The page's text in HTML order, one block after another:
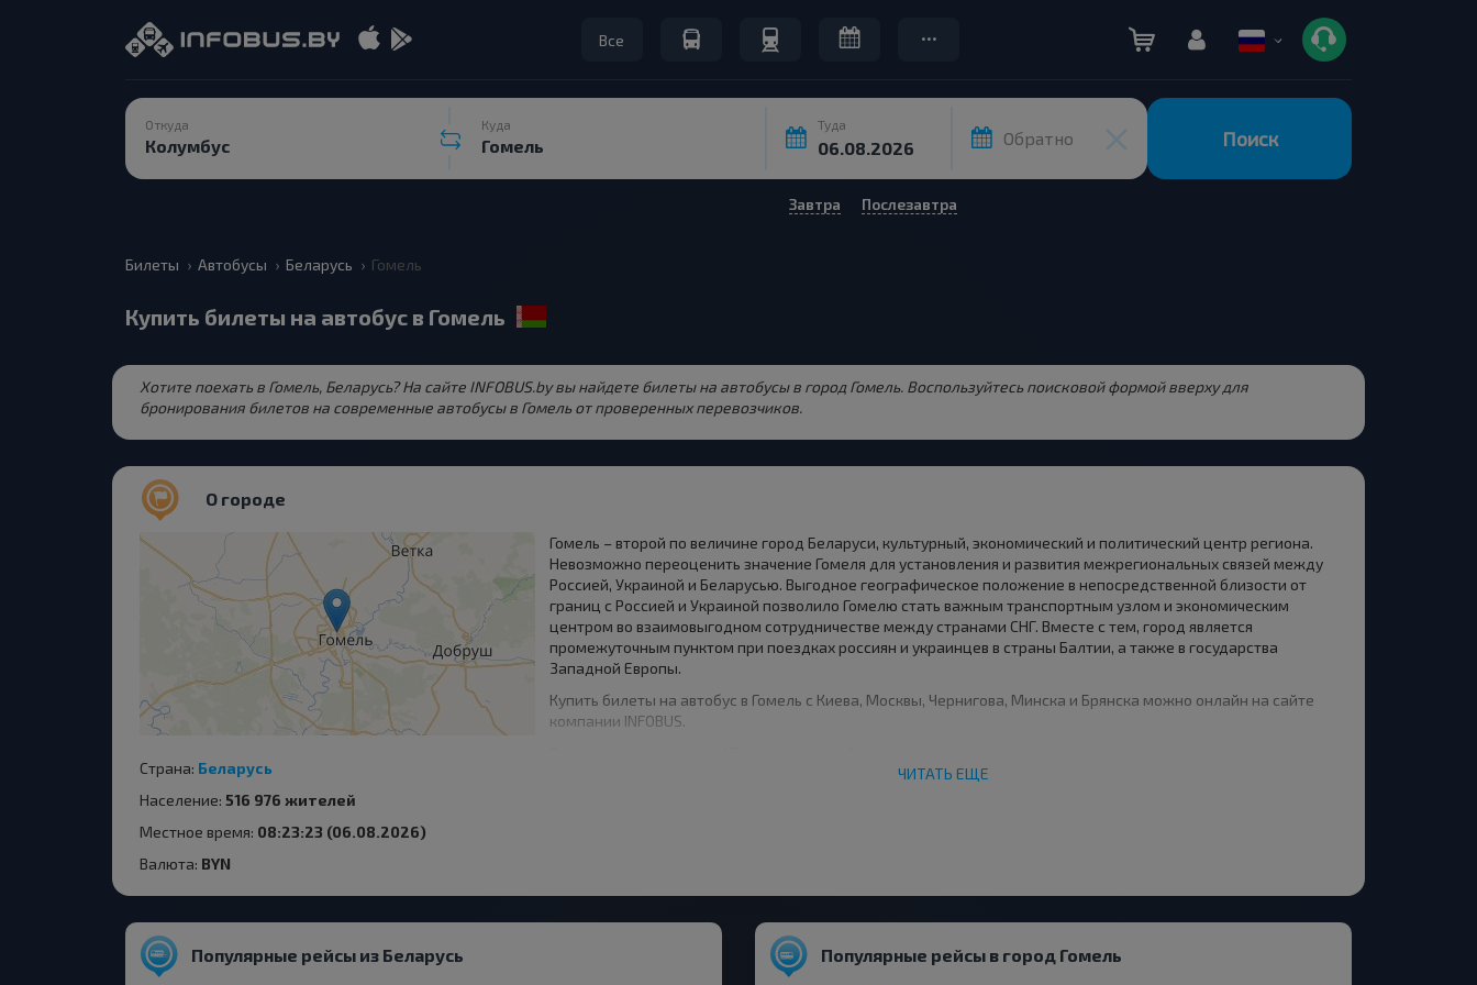
Все
Откуда Куда Туда
Обратно Поиск
Завтра Послезавтра
Билеты Автобусы Беларусь Гомель
Купить билеты на автобус в Гомель
Хотите поехать в Гомель, Беларусь? На сайте INFOBUS.by вы найдете билеты на автобусы в город Гомель. Воспользуйтесь поисковой формой вверху для
бронирования билетов на современные автобусы в Гомель от проверенных перевозчиков.
О городе
Страна: Беларусь
Население: 516 976 жителей
Местное время: 08:23:23 (06.08.2026)
Валюта: BYN
Гомель – второй по величине город Беларуси, культурный, экономический и политический центр региона.
Невозможно переоценить значение Гомеля для установления и развития межрегиональных связей между
Россией, Украиной и Беларусью. Выгодное географическое положение в непосредственной близости от
границ с Россией и Украиной позволило Гомелю стать важным транспортным узлом и экономическим
центром во взаимовыгодном сотрудничестве между странами СНГ. Вместе с тем, город является
промежуточным пунктом при поездках россиян и украинцев в страны Балтии, а также в государства
Западной Европы.
Купить билеты на автобус в Гомель с Киева, Москвы, Чернигова, Минска и Брянска можно онлайн на сайте
компании INFOBUS.
на берегах полноводного Сожа, плавно несущего свои воды в величавый Днепр, лежит один из самых
рукой человека. Возраст находки составляет более 12 000 лет, и на сегодняшний день аналогов ей нет во
ЧИТАТЬ ЕЩЕ
Популярные рейсы из Беларусь Популярные рейсы в город Гомель